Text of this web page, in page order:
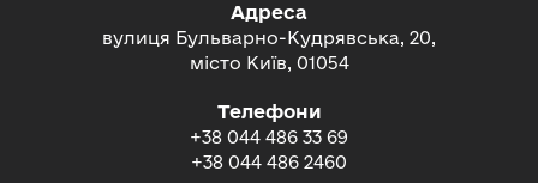
Адреса
вулиця Бульварно-Кудрявська, 20,
місто Київ, 01054
Телефони
+38 044 486 33 69
+38 044 486 2460